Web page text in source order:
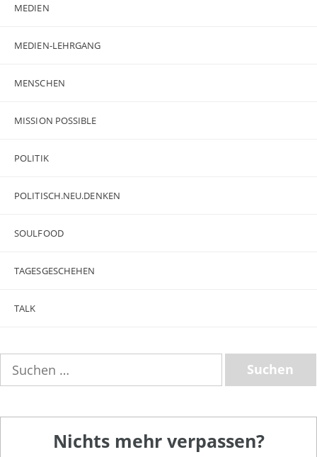
MEDIEN
MEDIEN-LEHRGANG
MENSCHEN
MISSION POSSIBLE
POLITIK
POLITISCH.NEU.DENKEN
SOULFOOD
TAGESGESCHEHEN
TALK
nach:
Nichts mehr verpassen?